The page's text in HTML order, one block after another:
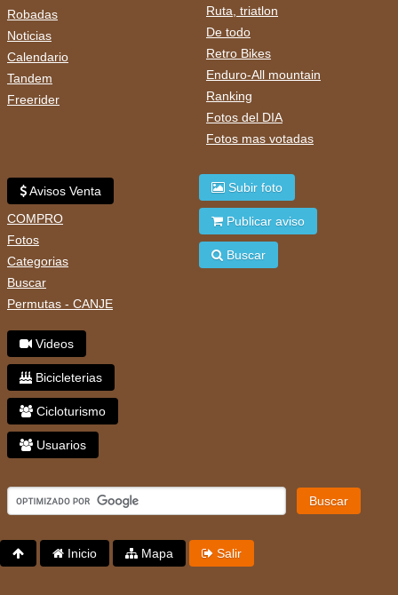
Robadas
Noticias
Calendario
Tandem
Freerider
Ruta, triatlon
De todo
Retro Bikes
Enduro-All mountain
Ranking
Fotos del DIA
Fotos mas votadas
Avisos Venta
COMPRO
Fotos
Categorias
Buscar
Permutas - CANJE
Videos
Bicicleterias
Cicloturismo
Usuarios
Subir foto
Publicar aviso
Buscar
Buscar
Inicio Mapa Salir